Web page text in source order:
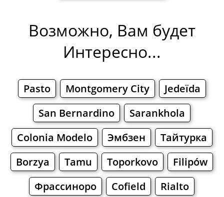
Возможно, Вам будет
Интересно...
Pasto Montgomery City
Jedeïda
San Bernardino
Sarankhola
Colonia Modelo
Эмбзен
Тайтурка
Borzya
Tamu Toporkovo
Filipów
Фрассиноро
Cofield
Rialto